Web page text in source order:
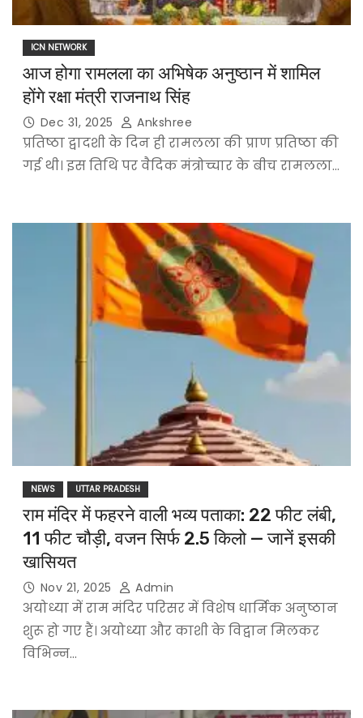
ICN NETWORK
आज होगा रामलला का अभिषेक अनुष्ठान में शामिल
होंगे रक्षा मंत्री राजनाथ सिंह
Dec 31, 2025 Ankshree
प्रतिष्ठा द्वादशी के दिन ही रामलला की प्राण प्रतिष्ठा की
गई थी। इस तिथि पर वैदिक मंत्रोच्चार के बीच रामलला…
NEWS UTTAR PRADESH
राम मंदिर में फहरने वाली भव्य पताका: 22 फीट लंबी,
11 फीट चौड़ी, वजन सिर्फ 2.5 किलो — जानें इसकी
खासियत
Nov 21, 2025 Admin
अयोध्या में राम मंदिर परिसर में विशेष धार्मिक अनुष्ठान
शुरू हो गए हैं। अयोध्या और काशी के विद्वान मिलकर
विभिन्न…